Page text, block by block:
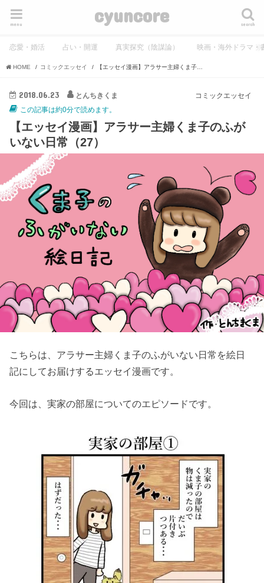
cyuncore search
menu
恋愛・婚活 占い・開運 真実探究（陰謀論） 映画・海外ドラマ・
HOME コミックエッセイ
コミックエッセイ
2018.06.23
とんちきくま
この記事は約0分で読めます。
【エッセイ漫画】アラサー主婦くま子のふが
いない日常（27）
こちらは、アラサー主婦くま子のふがいない日常を絵日
記にしてお届けするエッセイ漫画です。
今回は、実家の部屋についてのエピソードです。